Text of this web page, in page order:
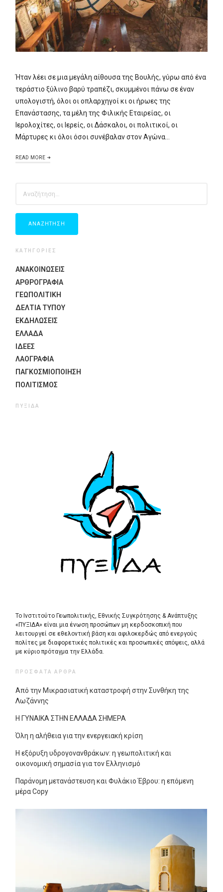
Ήταν λέει σε μια μεγάλη αίθουσα της Βουλής, γύρω από ένα
τεράστιο ξύλινο βαρύ τραπέζι, σκυμμένοι πάνω σε έναν
υπολογιστή, όλοι οι οπλαρχηγοί κι οι ήρωες της
Επανάστασης, τα μέλη της Φιλικής Εταιρείας, οι
Ιερολοχίτες, οι Ιερείς, οι Δάσκαλοι, οι πολιτικοί, οι
Μάρτυρες κι όλοι όσοι συνέβαλαν στον Αγώνα…
READ MORE
ΓΙΑ:
ΚΑΤΗΓΟΡΙΕΣ
ΑΝΑΚΟΙΝΩΣΕΙΣ
ΑΡΘΡΟΓΡΑΦΙΑ
ΓΕΩΠΟΛΙΤΙΚΗ
ΔΕΛΤΙΑ ΤΥΠΟΥ
ΕΚΔΗΛΏΣΕΙΣ
ΕΛΛΑΔΑ
ΙΔΈΕΣ
ΛΑΟΓΡΑΦΊΑ
ΠΑΓΚΟΣΜΙΟΠΟΊΗΣΗ
ΠΟΛΙΤΙΣΜΟΣ
ΠΥΞΊΔΑ
Το Ινστιτούτο Γεωπολιτικής, Εθνικής Συγκρότησης & Ανάπτυξης
«ΠΥΞΙΔΑ» είναι μια ένωση προσώπων μη κερδοσκοπική που
λειτουργεί σε εθελοντική βάση και αφιλοκερδώς από ενεργούς
πολίτες με διαφορετικές πολιτικές και προσωπικές απόψεις, αλλά
με κύριο πρόταγμα την Ελλάδα.
ΠΡΌΣΦΑΤΑ ΆΡΘΡΑ
Από την Μικρασιατική καταστροφή στην Συνθήκη της
Λωζάννης
Η ΓΥΝΑΙΚΑ ΣΤΗΝ ΕΛΛΑΔΑ ΣΗΜΕΡΑ
Όλη η αλήθεια για την ενεργειακή κρίση
Η εξόρυξη υδρογονανθράκων: η γεωπολιτική και
οικονομική σημασία για τον Ελληνισμό
Παράνομη μετανάστευση και Φυλάκιο Έβρου: η επόμενη
μέρα Copy